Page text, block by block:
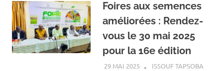
Foires aux semences
améliorées : Rendez-
vous le 30 mai 2025
pour la 16e édition
29 MAI 2025 ISSOUF TAPSOBAA LA